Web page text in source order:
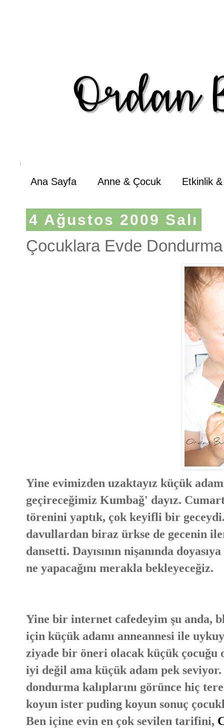
Ana Sayfa Anne & Çocuk Etkinlik
4 Ağustos 2009 Salı
Çocuklara Evde Dondurma
Yine evimizden uzaktayız küçük
geçireceğimiz Kumbağ' dayız.
törenini yaptık, çok keyifli bir
davullardan biraz ürkse de gecenin
dansetti. Dayısının nişanında
ne yapacağını merakla bekleyeceğiz.
Yine bir internet cafedeyim şu anda,
için küçük adamı anneannesi ile
ziyade bir öneri olacak küçük
iyi değil ama küçük adam pek
dondurma kalıplarını görünce hiç
koyun ister puding koyun sonuç
Ben içine evin en çok sevilen tarifini,